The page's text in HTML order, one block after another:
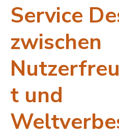
Service
zwischen
t und